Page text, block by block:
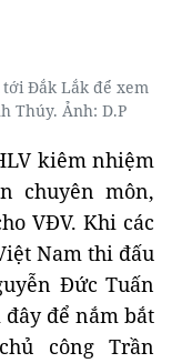
Đắk Lắk để xem
Thúy. Ảnh: D.P
kiêm nhiệm
chuyên môn,
VĐV. Khi các
Nam thi đấu
Đức Tuấn
để nắm bắt
công Trần